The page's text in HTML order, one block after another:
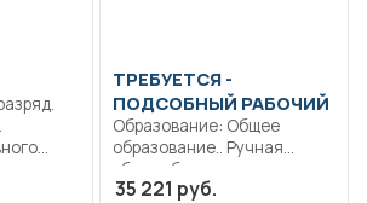
ТРЕБУЕТСЯ -
ПОДСОБНЫЙ РАБОЧИЙ
Образование: Общее
образование.. Ручная
уборка бросового мусора,
веток, сгребание...
35 221 руб.